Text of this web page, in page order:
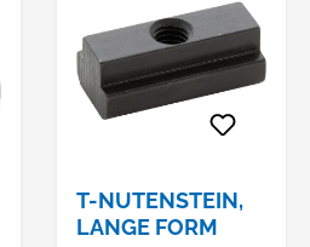
T-NUTENSTEIN,
LANGE FORM